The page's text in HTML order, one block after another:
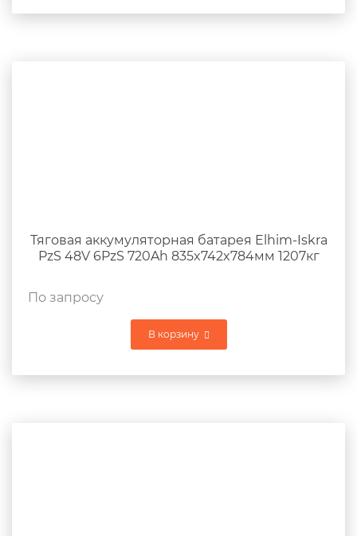
Тяговая аккумуляторная батарея Elhim-Iskra
PzS 48V 6PzS 720Ah 835x742x784мм 1207кг
По запросу
В корзину